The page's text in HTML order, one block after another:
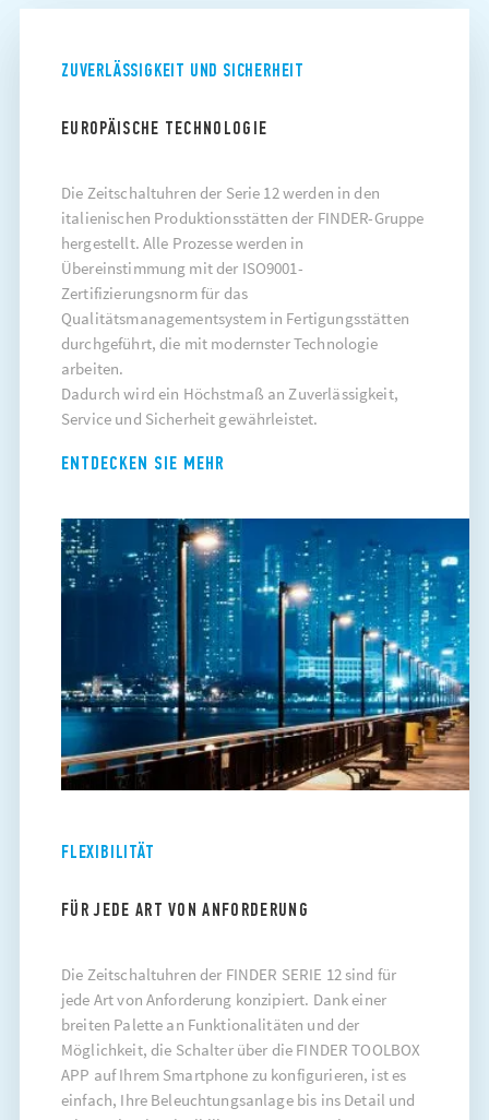
ZUVERLÄSSIGKEIT UND SICHERHEIT
EUROPÄISCHE TECHNOLOGIE
Die Zeitschaltuhren der Serie 12 werden in den
italienischen Produktionsstätten der FINDER-Gruppe
hergestellt. Alle Prozesse werden in
Übereinstimmung mit der ISO9001-
Zertifizierungsnorm für das
Qualitätsmanagementsystem in Fertigungsstätten
durchgeführt, die mit modernster Technologie
arbeiten.
Dadurch wird ein Höchstmaß an Zuverlässigkeit,
Service und Sicherheit gewährleistet.
ENTDECKEN SIE MEHR
FLEXIBILITÄT
FÜR JEDE ART VON ANFORDERUNG
Die Zeitschaltuhren der FINDER SERIE 12 sind für
jede Art von Anforderung konzipiert. Dank einer
breiten Palette an Funktionalitäten und der
Möglichkeit, die Schalter über die FINDER TOOLBOX
APP auf Ihrem Smartphone zu konfigurieren, ist es
einfach, Ihre Beleuchtungsanlage bis ins Detail und